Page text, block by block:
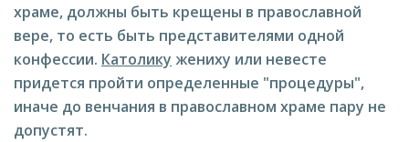
храме, должны быть крещены в православной
вере, то есть быть представителями одной
конфессии. Католику жениху или невесте
придется пройти определенные "процедуры",
иначе до венчания в православном храме пару не
допустят.